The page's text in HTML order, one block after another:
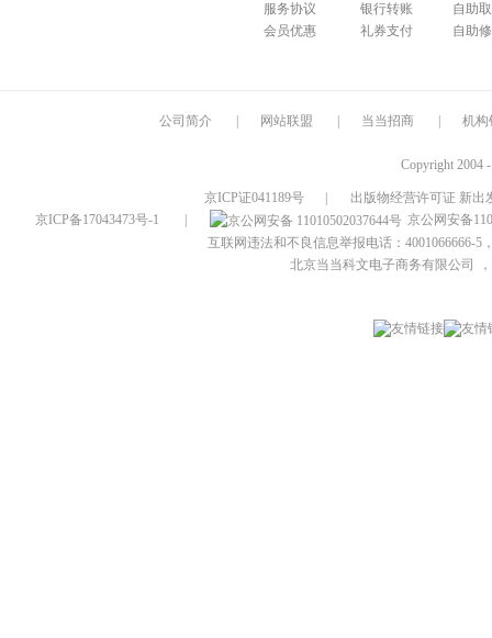
服务协议
会员优惠
银行转账
礼券支付
自助
自助
公司简介 网站联盟 当当招商 机构
Copyright 2004
京ICP证041189号
出版物经营许可证 新出
京ICP备17043473号-1
京公网安备
互联网违法和不良信息举报电话：4001066666-5
北京当当科文电子商务有限公司